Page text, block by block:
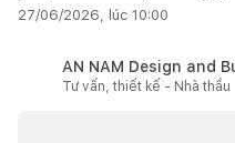
27/06/2026, lúc 10:00
AN NAM Design and
Tư vấn, thiết kế - Nhà thầu